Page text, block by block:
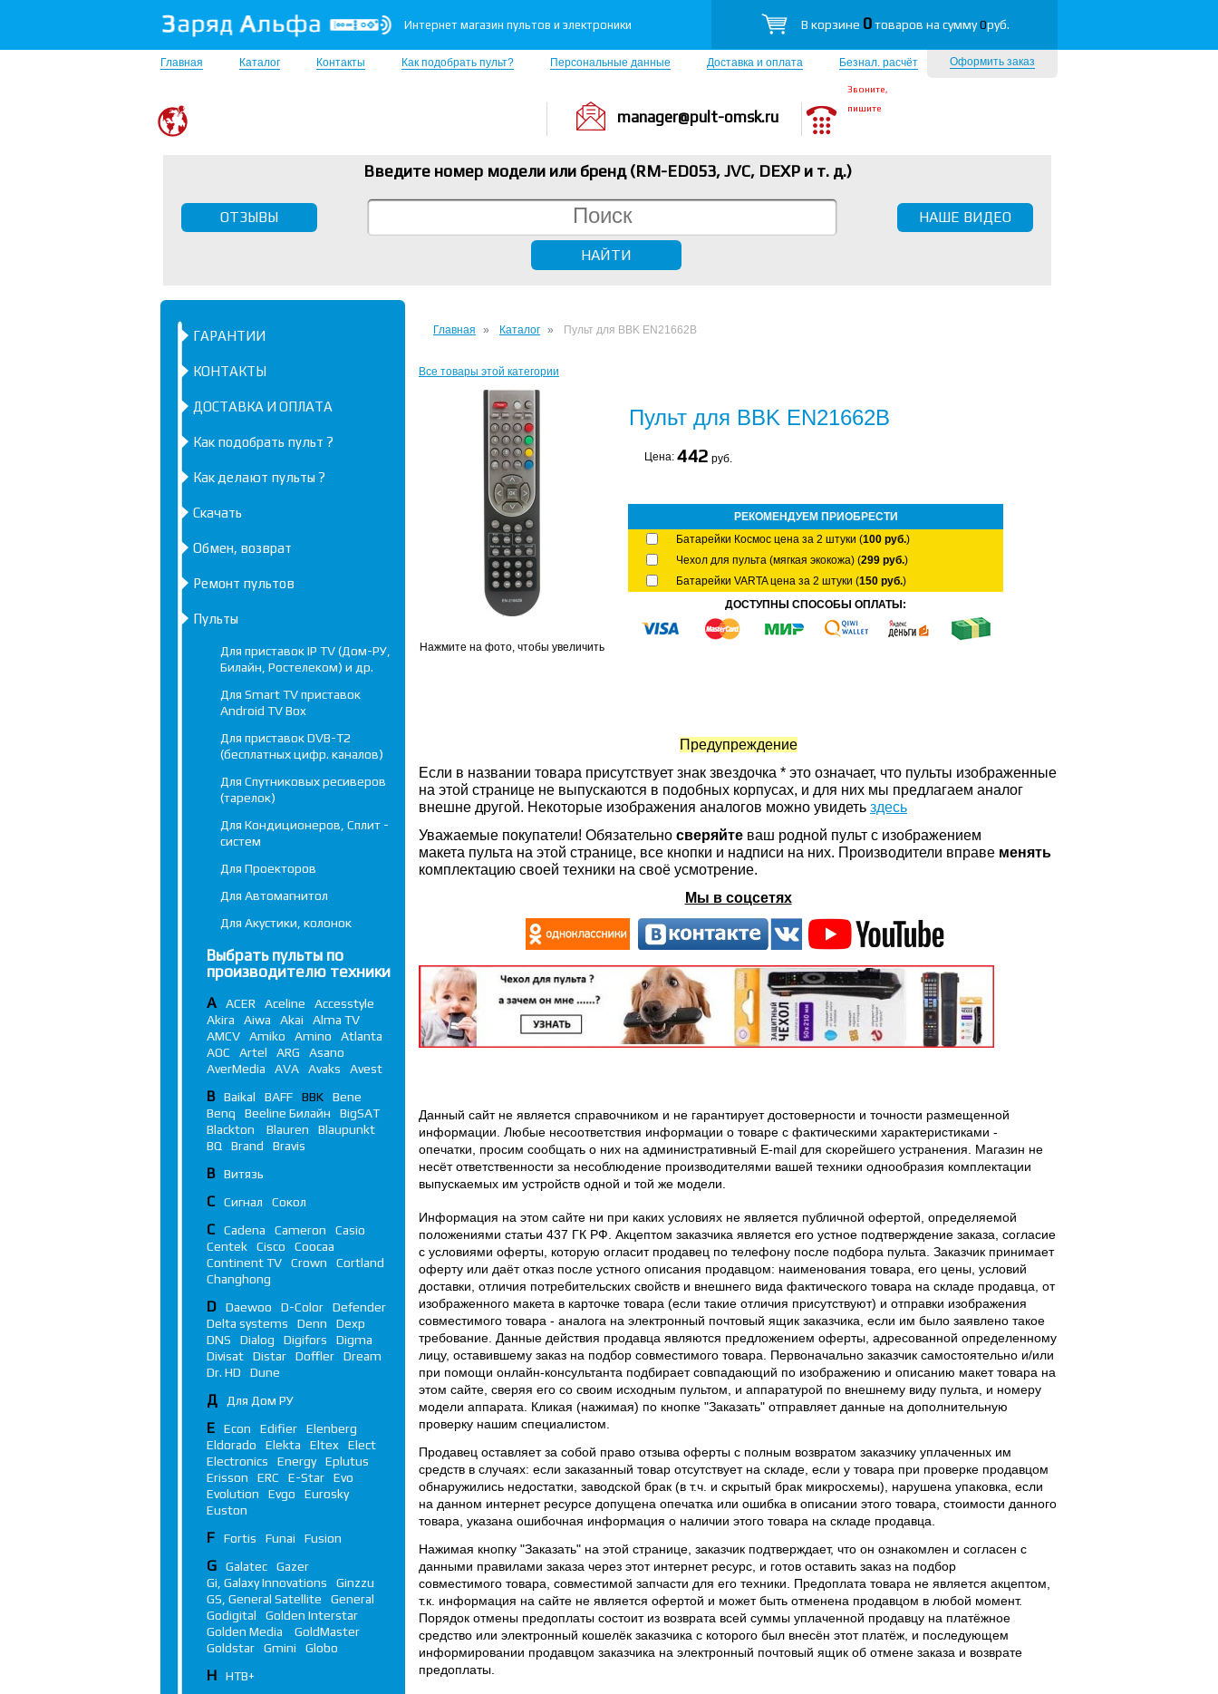
Интернет магазин пультов и электроники В корзине 0товаров на сумму0руб.
Оформить заказ
Главная Каталог Контакты Как подобрать пульт? Персональные данные Доставка и оплата Безнал. расчёт
manager@pult-omsk.ru
Звоните,
пишите
Введите номер модели или бренд (RM-ED053, JVC, DEXP и т. д.)
ОТЗЫВЫ НАШЕ ВИДЕО
Главная Каталог Пульт для BBK EN21662B
Все товары этой категории
Нажмите на фото, чтобы увеличить
Пульт для BBK EN21662B
Цена: 442 руб.
РЕКОМЕНДУЕМ ПРИОБРЕСТИ
Батарейки Космос цена за 2 штуки (100 руб.)
Чехол для пульта (мягкая экокожа) (299 руб.)
Батарейки VARTA цена за 2 штуки (150 руб.)
ДОСТУПНЫ СПОСОБЫ ОПЛАТЫ:
Предупреждение
Если в названии товара присутствует знак звездочка * это означает, что пульты изображенные
на этой странице не выпускаются в подобных корпусах, и для них мы предлагаем аналог
внешне другой. Некоторые изображения аналогов можно увидеть здесь
Уважаемые покупатели! Обязательно сверяйте ваш родной пульт с изображением
макета пульта на этой странице, все кнопки и надписи на них. Производители вправе менять
комплектацию своей техники на своё усмотрение.
Мы в соцсетях
Данный сайт не является справочником и не гарантирует достоверности и точности размещенной
информации. Любые несоответствия информации о товаре с фактическими характеристиками -
опечатки, просим сообщать о них на административный E-mail для скорейшего устранения. Магазин не
несёт ответственности за несоблюдение производителями вашей техники однообразия комплектации
выпускаемых им устройств одной и той же модели.
Информация на этом сайте ни при каких условиях не является публичной офертой, определяемой
положениями статьи 437 ГК РФ. Акцептом заказчика является его устное подтверждение заказа, согласие
с условиями оферты, которую огласит продавец по телефону после подбора пульта. Заказчик принимает
оферту или даёт отказ после устного описания продавцом: наименования товара, его цены, условий
доставки, отличия потребительских свойств и внешнего вида фактического товара на складе продавца, от
изображенного макета в карточке товара (если такие отличия присутствуют) и отправки изображения
совместимого товара - аналога на электронный почтовый ящик заказчика, если им было заявлено такое
требование. Данные действия продавца являются предложением оферты, адресованной определенному
лицу, оставившему заказ на подбор совместимого товара. Первоначально заказчик самостоятельно и/или
при помощи онлайн-консультанта подбирает совпадающий по изображению и описанию макет товара на
этом сайте, сверяя его со своим исходным пультом, и аппаратурой по внешнему виду пульта, и номеру
модели аппарата. Кликая (нажимая) по кнопке "Заказать" отправляет данные на дополнительную
проверку нашим специалистом.
Продавец оставляет за собой право отзыва оферты с полным возвратом заказчику уплаченных им
средств в случаях: если заказанный товар отсутствует на складе, если у товара при проверке продавцом
обнаружились недостатки, заводской брак (в т.ч. и скрытый брак микросхемы), нарушена упаковка, если
на данном интернет ресурсе допущена опечатка или ошибка в описании этого товара, стоимости данного
товара, указана ошибочная информация о наличии этого товара на складе продавца.
Нажимая кнопку "Заказать" на этой странице, заказчик подтверждает, что он ознакомлен и согласен с
данными правилами заказа через этот интернет ресурс, и готов оставить заказ на подбор
совместимого товара, совместимой запчасти для его техники. Предоплата товара не является акцептом,
т.к. информация на сайте не является офертой и может быть отменена продавцом в любой момент.
Порядок отмены предоплаты состоит из возврата всей суммы уплаченной продавцу на платёжное
средство или электронный кошелёк заказчика с которого был внесён этот платёж, и последующем
информировании продавцом заказчика на электронный почтовый ящик об отмене заказа и возврате
предоплаты.
ГАРАНТИИ
КОНТАКТЫ
ДОСТАВКА И ОПЛАТА
Как подобрать пульт ?
Как делают пульты ?
Скачать
Обмен, возврат
Ремонт пультов
Пульты
Для приставок IP TV (Дом-РУ,
Билайн, Ростелеком) и др.
Для Smart TV приставок
Android TV Box
Для приставок DVB-T2
(бесплатных цифр. каналов)
Для Спутниковых ресиверов
(тарелок)
Для Кондиционеров, Сплит -
систем
Для Проекторов
Для Автомагнитол
Для Акустики, колонок
Выбрать пульты по
производителю техники
A ACER Aceline
Accesstyle
Akira
Aiwa Akai
Alma TV
AMCV
Amiko Amino
Atlanta
AOC
Artel ARG
Asano
AverMedia
AVA Avaks Avest
B Baikal BAFF BBK
Bene
Benq
Beeline Билайн
BigSAT
Blackton
Blauren
Blaupunkt
BQ
Brand Bravis
В Витязь
С Сигнал Сокол
C Cadena Cameron
Casio
Centek
Cisco
Coocaa
Continent TV
Crown
Cortland
Changhong
D Daewoo D-Color
Defender
Delta systems
Denn
Dexp
DNS
Dialog Digifors
Digma
Divisat
Distar Doffler
Dream
Dr. HD
Dune
Д Для Дом РУ
E Econ Edifier
Elenberg
Eldorado
Elekta Eltex
Elect
Electronics
Energy
Eplutus
Erisson
ERC E-Star
Evo
Evolution
Evgo
Eurosky
Euston
F Fortis Funai Fusion
G Galatec
Gazer
Gi, Galaxy Innovations
Ginzzu
GS, General Satellite
General
Godigital
Golden Interstar
Golden Media
GoldMaster
Goldstar
Gmini Globo
Н НТВ+